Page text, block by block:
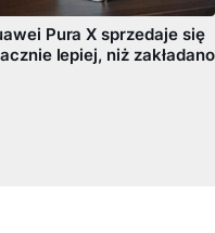
Pura X sprzedaje się
lepiej, niż zakładano